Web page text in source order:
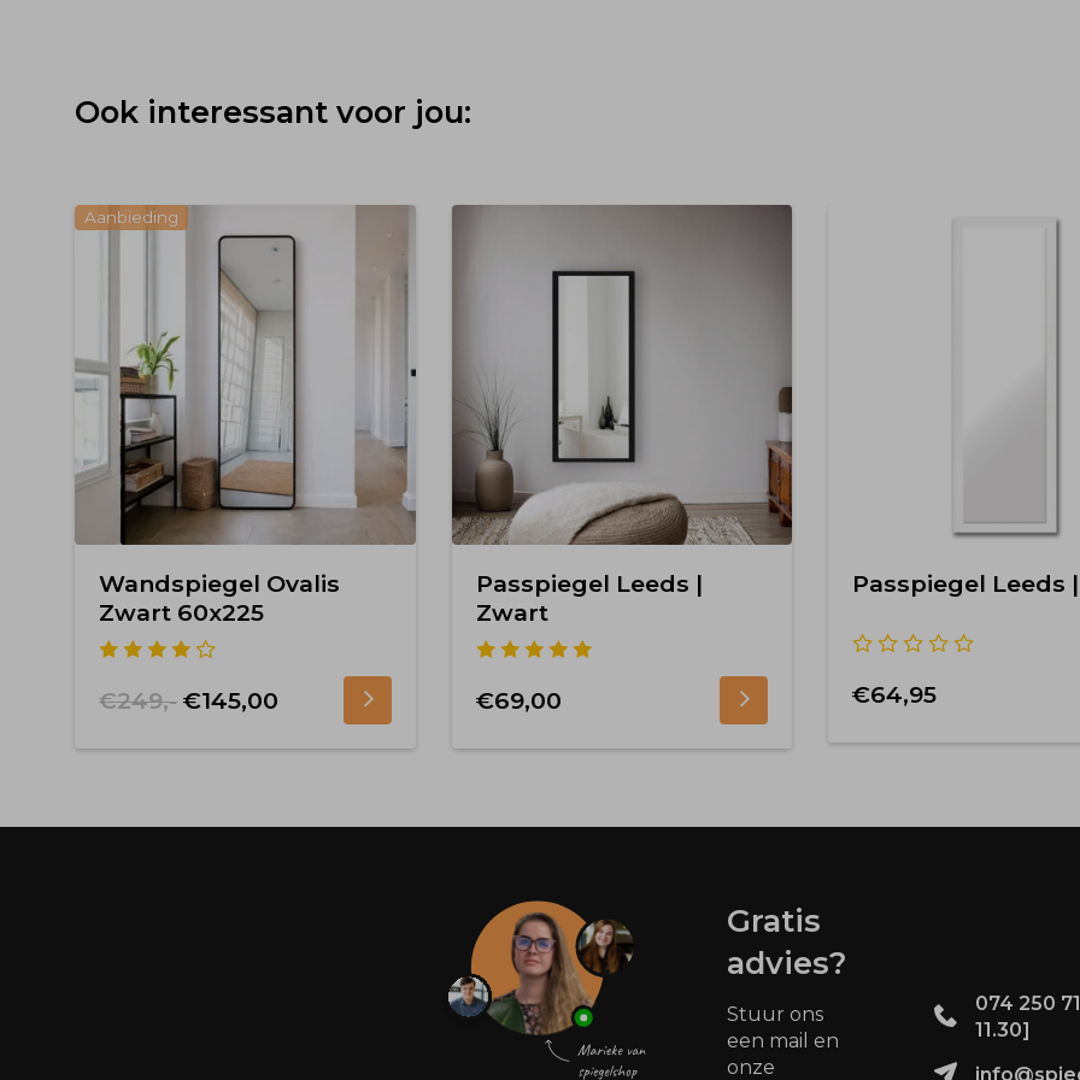
Ook interessant voor jou:
Aanbieding
Wandspiegel Ovalis
Zwart 60x225
€249,- €145,00
Passpiegel Leeds |
Zwart
€69,00
Passpiegel Leeds
€64,95
Gratis
advies?
Stuur ons
een mail en
onze
074 250
11.30]